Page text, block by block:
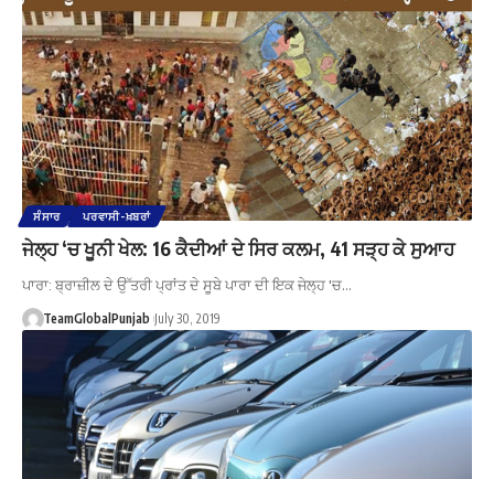
ਸੰਸਾਰ ਪਰਵਾਸੀ-ਖ਼ਬਰਾਂ
ਜੇਲ੍ਹ ‘ਚ ਖੂਨੀ ਖੇਲ: 16 ਕੈਦੀਆਂ ਦੇ ਸਿਰ ਕਲਮ, 41 ਸੜ੍ਹ ਕੇ ਸੁਆਹ
ਪਾਰਾ: ਬ੍ਰਾਜ਼ੀਲ ਦੇ ਉੱਤਰੀ ਪ੍ਰਾਂਤ ਦੇ ਸੂਬੇ ਪਾਰਾ ਦੀ ਇਕ ਜੇਲ੍ਹ 'ਚ…
TeamGlobalPunjab July 30, 2019